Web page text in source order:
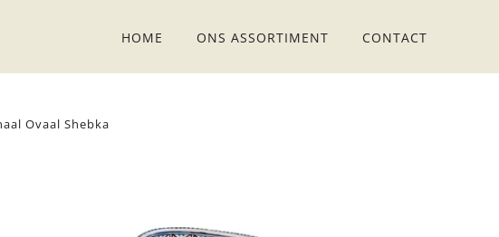
HOME ONS ASSORTIMENT CONTACT
Ovaal Shebka